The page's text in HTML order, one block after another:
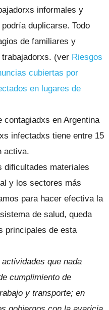
informales y
duplicarse. Todo
de familiares y
(ver Riesgos
cubiertas por
en lugares de
contagiadxs en Argentina
infectadxs tiene entre 15
activa.
dificultades materiales
y los sectores más
para hacer efectiva la
de salud, queda
principales de esta
que nada
cumplimiento de
y transporte; en